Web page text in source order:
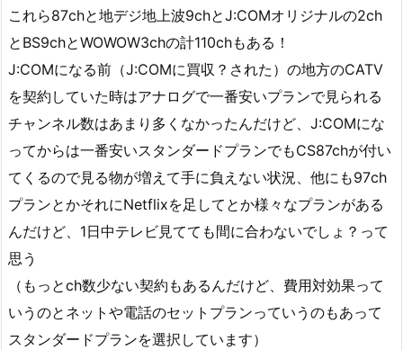
これら87chと地デジ地上波9chとJ:COMオリジナルの2ch
とBS9chとWOWOW3chの計110chもある！
J:COMになる前（J:COMに買収？された）の地方のCATV
を契約していた時はアナログで一番安いプランで見られる
チャンネル数はあまり多くなかったんだけど、J:COMにな
ってからは一番安いスタンダードプランでもCS87chが付い
てくるので見る物が増えて手に負えない状況、他にも97ch
プランとかそれにNetflixを足してとか様々なプランがある
んだけど、1日中テレビ見てても間に合わないでしょ？って
思う
（もっとch数少ない契約もあるんだけど、費用対効果って
いうのとネットや電話のセットプランっていうのもあって
スタンダードプランを選択しています）